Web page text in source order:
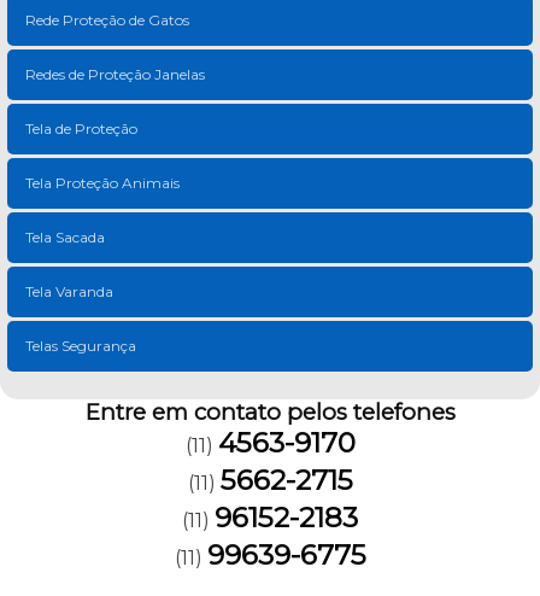
Rede Proteção de Gatos
Redes de Proteção Janelas
Tela de Proteção
Tela Proteção Animais
Tela Sacada
Tela Varanda
Telas Segurança
Entre em contato pelos telefones
(11) 4563-9170
(11) 5662-2715
(11) 96152-2183
(11) 99639-6775